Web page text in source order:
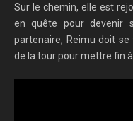
Sur le chemin, elle est
en quête pour devenir
partenaire, Reimu doit
de la tour pour mettre fin à